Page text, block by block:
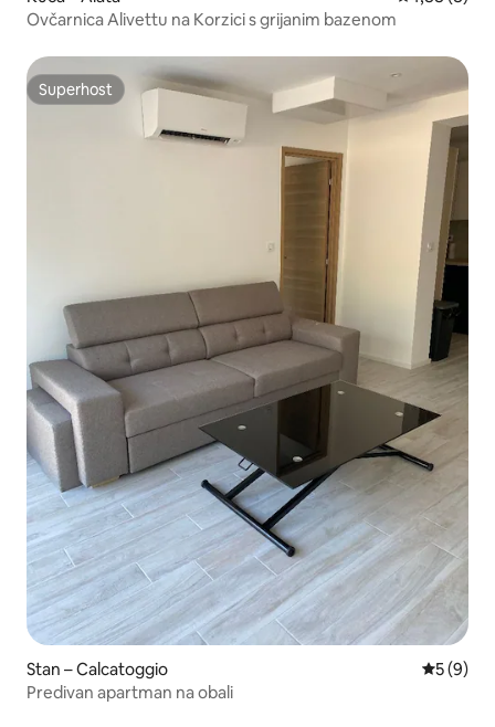
Ovčarnica Alivettu na Korzici s grijanim bazenom
Superhost
Superhost
Stan – Calcatoggio
5 (9)
Predivan apartman na obali